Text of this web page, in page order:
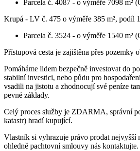
Parcela č. 4087 - o výměře 7098 m²
Krupá - LV č. 475 o výměře 385 m², podíl
Parcela č. 3524 - o výměře 1540 m²
Přístupová cesta je zajištěna přes pozemky
Pomáháme lidem bezpečně investovat do
stabilní investici, nebo půdu pro
vsadili na jistotu a zhodnocují své peníze
pevné základy.
Celý proces služby je ZDARMA, správní
katastr) hradí kupující.
Vlastník si vyhrazuje právo prodat nejvyšší
ohledně pachtovní smlouvy nás kontaktujte.